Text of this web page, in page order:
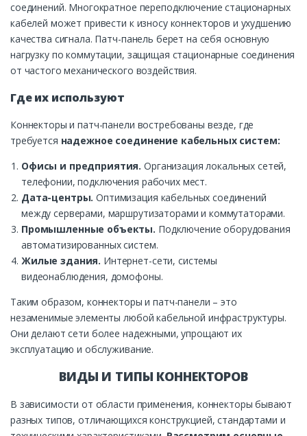
соединений. Многократное переподключение стационарных
кабелей может привести к износу коннекторов и ухудшению
качества сигнала. Патч-панель берет на себя основную
нагрузку по коммутации, защищая стационарные соединения
от частого механического воздействия.
Где их используют
Коннекторы и патч-панели востребованы везде, где
требуется надежное соединение кабельных систем:
Офисы и предприятия. Организация локальных сетей,
телефонии, подключения рабочих мест.
Дата-центры. Оптимизация кабельных соединений
между серверами, маршрутизаторами и коммутаторами.
Промышленные объекты. Подключение оборудования
автоматизированных систем.
Жилые здания. Интернет-сети, системы
видеонаблюдения, домофоны.
Таким образом, коннекторы и патч-панели – это
незаменимые элементы любой кабельной инфраструктуры.
Они делают сети более надежными, упрощают их
эксплуатацию и обслуживание.
ВИДЫ И ТИПЫ КОННЕКТОРОВ
В зависимости от области применения, коннекторы бывают
разных типов, отличающихся конструкцией, стандартами и